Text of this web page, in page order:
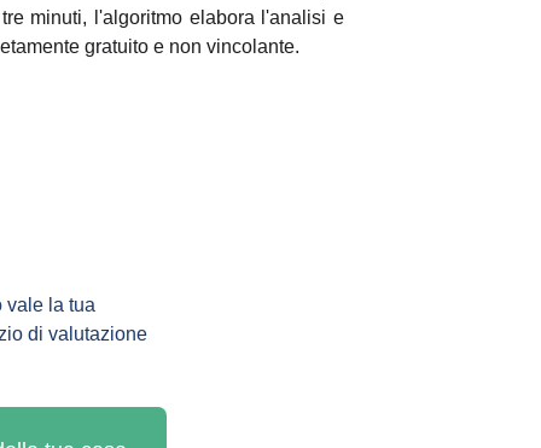
minuti, l'algoritmo elabora l'analisi e
gratuito e non vincolante.
vale la tua
di valutazione